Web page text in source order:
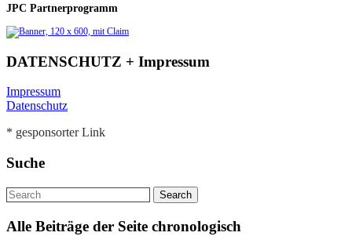
JPC Partnerprogramm
DATENSCHUTZ + Impressum
Impressum
Datenschutz
* gesponsorter Link
Suche
Alle Beiträge der Seite chronologisch